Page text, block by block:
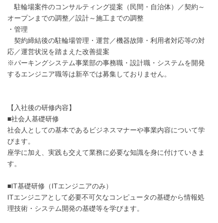
駐輪場案件のコンサルティング提案（民間・自治体）／契約～
オープンまでの調整／設計～施工までの調整
・管理
契約締結後の駐輪場管理・運営／機器故障・利用者対応等の対
応／運営状況を踏まえた改善提案
※パーキングシステム事業部の事務職・設計職・システムを開発
するエンジニア職等は新卒では募集しておりません。
【入社後の研修内容】
■社会人基礎研修
社会人としての基本であるビジネスマナーや事業内容について学
びます。
座学に加え、実践も交えて業務に必要な知識を身に付けていきま
す。
■IT基礎研修（ITエンジニアのみ）
ITエンジニアとして必要不可欠なコンピュータの基礎から情報処
理技術・システム開発の基礎等を学びます。